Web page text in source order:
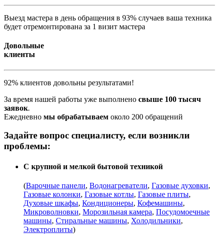
Выезд мастера в день обращения в 93% случаев ваша техника
будет отремонтирована за 1 визит мастера
Довольные
клиенты
92% клиентов довольны результатами!
За время нашей работы уже выполнено свыше 100 тысяч
заявок.
Ежедневно мы обрабатываем около 200 обращений
Задайте вопрос специалисту, если возникли
проблемы:
С крупной и мелкой бытовой техникой
(Варочные панели, Водонагреватели, Газовые духовки,
Газовые колонки, Газовые котлы, Газовые плиты,
Духовые шкафы, Кондиционеры, Кофемашины,
Микроволновки, Морозильная камера, Посудомоечные
машины, Стиральные машины, Холодильники,
Электроплиты)